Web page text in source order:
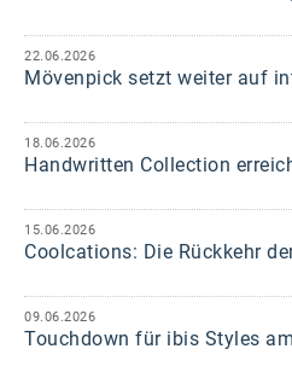
22.06.2026
Mövenpick setzt weiter auf
18.06.2026
Handwritten Collection
15.06.2026
Coolcations: Die Rückkehr
09.06.2026
Touchdown für ibis Styles